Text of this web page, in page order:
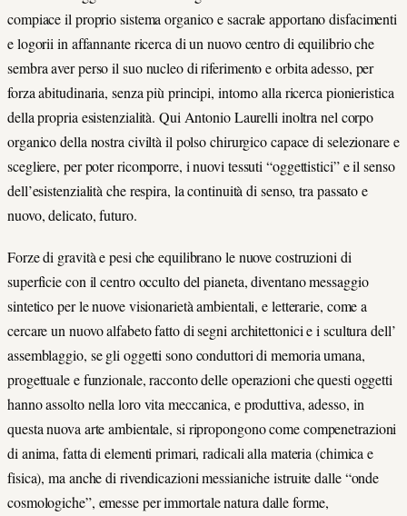
compiace il proprio sistema organico e sacrale apportano disfacimenti
e logorii in affannante ricerca di un nuovo centro di equilibrio che
sembra aver perso il suo nucleo di riferimento e orbita adesso, per
forza abitudinaria, senza più principi, intorno alla ricerca pionieristica
della propria esistenzialità. Qui Antonio Laurelli inoltra nel corpo
organico della nostra civiltà il polso chirurgico capace di selezionare e
scegliere, per poter ricomporre, i nuovi tessuti “oggettistici” e il senso
dell’esistenzialità che respira, la continuità di senso, tra passato e
nuovo, delicato, futuro.
Forze di gravità e pesi che equilibrano le nuove costruzioni di
superficie con il centro occulto del pianeta, diventano messaggio
sintetico per le nuove visionarietà ambientali, e letterarie, come a
cercare un nuovo alfabeto fatto di segni architettonici e i scultura dell’
assemblaggio, se gli oggetti sono conduttori di memoria umana,
progettuale e funzionale, racconto delle operazioni che questi oggetti
hanno assolto nella loro vita meccanica, e produttiva, adesso, in
questa nuova arte ambientale, si ripropongono come compenetrazioni
di anima, fatta di elementi primari, radicali alla materia (chimica e
fisica), ma anche di rivendicazioni messianiche istruite dalle “onde
cosmologiche”, emesse per immortale natura dalle forme,